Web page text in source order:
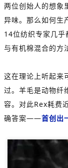
两位创始人的想象
异味。那么如何生
14位纺织专家几
与有机棉混合的方
这在理论上听起来
过。羊毛是动物纤
容。对此Rex耗费
确答案——首创出